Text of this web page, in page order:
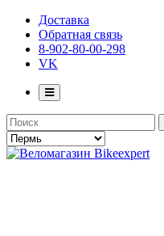
Доставка
Обратная связь
8-902-80-00-298
VK